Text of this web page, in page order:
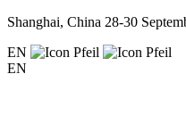
Shanghai, China 28-30
EN
EN